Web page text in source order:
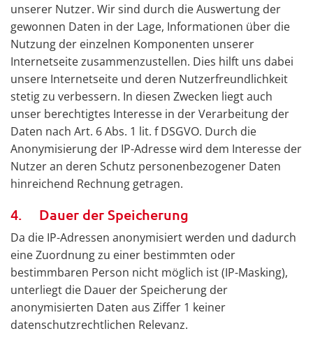
unserer Nutzer. Wir sind durch die Auswertung der
gewonnen Daten in der Lage, Informationen über die
Nutzung der einzelnen Komponenten unserer
Internetseite zusammenzustellen. Dies hilft uns dabei
unsere Internetseite und deren Nutzerfreundlichkeit
stetig zu verbessern. In diesen Zwecken liegt auch
unser berechtigtes Interesse in der Verarbeitung der
Daten nach Art. 6 Abs. 1 lit. f DSGVO. Durch die
Anonymisierung der IP-Adresse wird dem Interesse der
Nutzer an deren Schutz personenbezogener Daten
hinreichend Rechnung getragen.
4. Dauer der Speicherung
Da die IP-Adressen anonymisiert werden und dadurch
eine Zuordnung zu einer bestimmten oder
bestimmbaren Person nicht möglich ist (IP-Masking),
unterliegt die Dauer der Speicherung der
anonymisierten Daten aus Ziffer 1 keiner
datenschutzrechtlichen Relevanz.